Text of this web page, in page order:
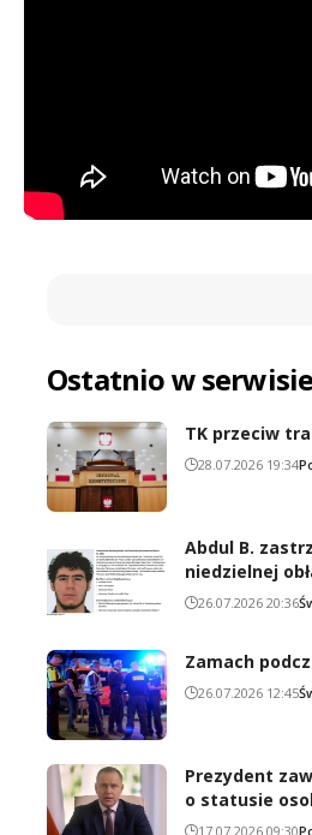
Ostatnio w serwisie
TK przeciw
28.07.2026 19:34
Abdul B.
niedzielnej
26.07.2026 20:36
Zamach
26.07.2026 12:45
Prezydent
o statusie
17.07.2026 09:30